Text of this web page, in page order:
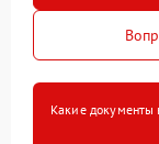
Какие документы